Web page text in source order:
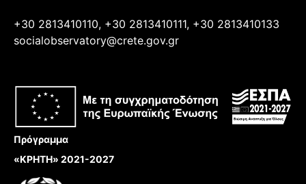
+30 2813410110, +30 2813410111, +30 2813410133
socialobservatory@crete.gov.gr
Πρόγραμμα
«ΚΡΗΤΗ» 2021-2027